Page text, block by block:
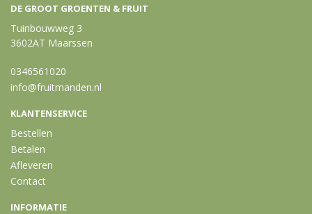
DE GROOT GROENTEN & FRUIT
Tuinbouwweg 3
3602AT Maarssen
0346561020
info@fruitmanden.nl
KLANTENSERVICE
Bestellen
Betalen
Afleveren
Contact
INFORMATIE